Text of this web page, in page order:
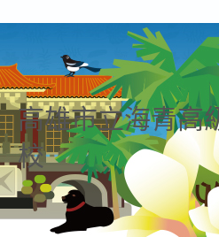
高雄市立海青高
校